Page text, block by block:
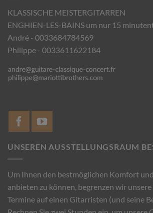
KLASSISCHE MEISTERGITARREN
ENGHIEN-LES-BAINS um nur 15
André - 0033684784569
Philippe - 0033611622184
UNSEREN AUSSTELLUNGSRAUM
Um Ihnen den bestmöglichen Komfort
anbieten zu können, begrenzen wir
Termine auf einen Gitarristen (und seine